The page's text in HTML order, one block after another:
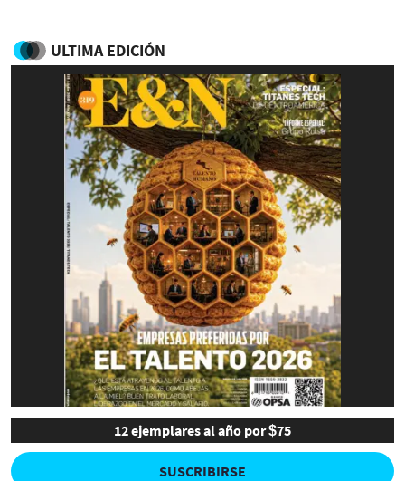
ULTIMA EDICIÓN
12 ejemplares al año por $75
SUSCRIBIRSE